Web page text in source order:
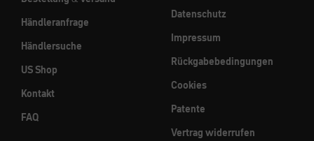
Händleranfrage
Händlersuche
US Shop
Kontakt
FAQ
Datenschutz
Impressum
Rückgabebedingungen
Cookies
Patente
Vertrag widerrufen